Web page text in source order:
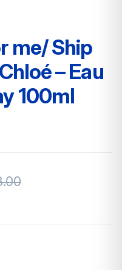
me/ Ship
– Eau
100ml